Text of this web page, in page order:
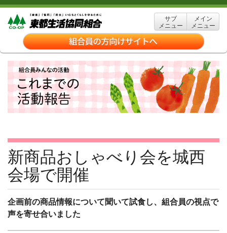
サブ
メニュー
メイン
メニュー
新商品おしゃべり会を城西
会場で開催
企画前の商品情報について聞いて試食し、組合員の視点で
声を寄せ合いました